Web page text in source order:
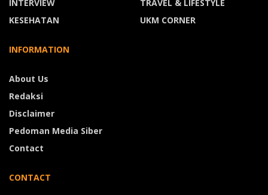
INTERVIEW
KESEHATAN
TRAVEL & LIFESTYLE
UKM CORNER
INFORMATION
About Us
Redaksi
Disclaimer
Pedoman Media Siber
Contact
CONTACT